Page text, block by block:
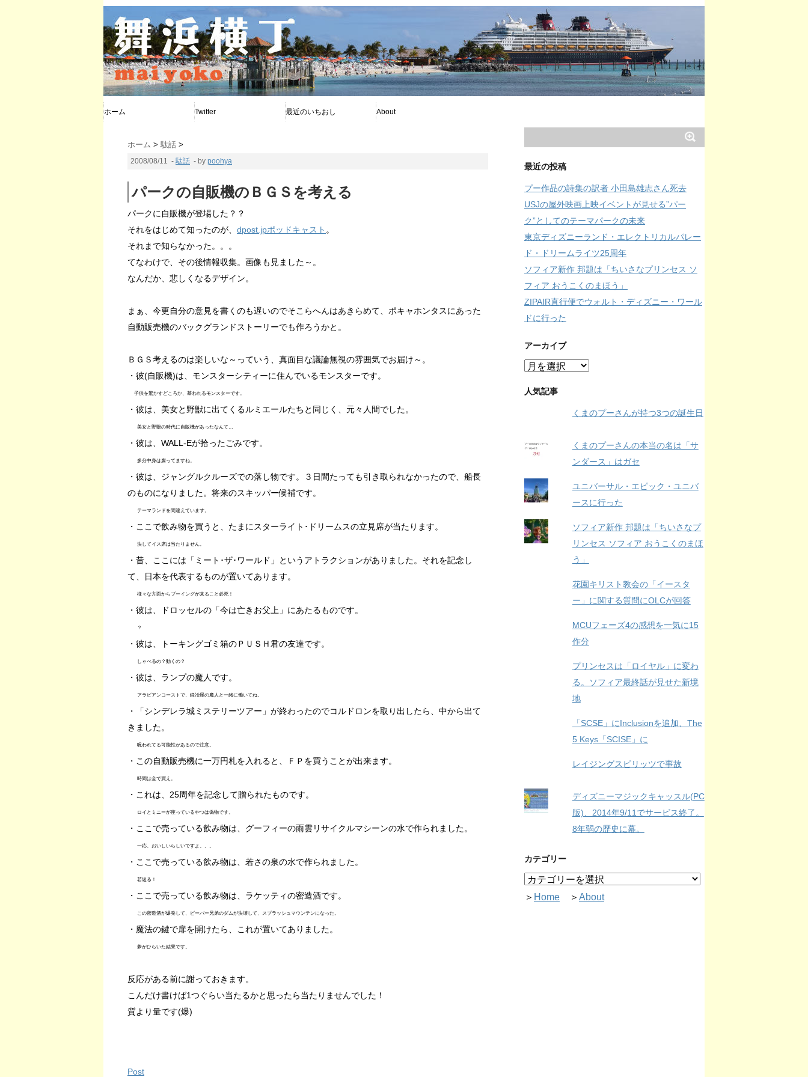
ホーム Twitter 最近のいちおし About
ホーム > 駄話 >
2008/08/11 - 駄話 - by poohya
パークの自販機のＢＧＳを考える
パークに自販機が登場した？？
それをはじめて知ったのが、 dpost.jpポッドキャスト 。
それまで知らなかった。。。
てなわけで、その後情報収集。画像も見ました～。
なんだか、悲しくなるデザイン。
まぁ、今更自分の意見を書くのも遅いのでそこらへんはあきらめて、ポキャホンタスにあった
自動販売機のバックグランドストーリーでも作ろうかと。
ＢＧＳ考えるのは楽しいな～っていう、真面目な議論無視の雰囲気でお届け～。
・彼(自販機)は、モンスターシティーに住んでいるモンスターです。
子供を驚かすどころか、慕われるモンスターです。
・彼は、美女と野獣に出てくるルミエールたちと同じく、元々人間でした。
美女と野獣の時代に自販機があったなんて…
・彼は、WALL-Eが拾ったごみです。
多分中身は腐ってますね。
・彼は、ジャングルクルーズでの落し物です。３日間たっても引き取られなかったので、船長
のものになりました。将来のスキッパー候補です。
テーマランドを間違えています。
・ここで飲み物を買うと、たまにスターライト･ドリームスの立見席が当たります。
決してイス席は当たりません。
・昔、ここには「ミート･ザ･ワールド」というアトラクションがありました。それを記念し
て、日本を代表するものが置いてあります。
様々な方面からブーイングが来ること必死！
・彼は、ドロッセルの「今は亡きお父上」にあたるものです。
？
・彼は、トーキングゴミ箱のＰＵＳＨ君の友達です。
しゃべるの？動くの？
・彼は、ランプの魔人です。
アラビアンコーストで、鍛冶屋の魔人と一緒に働いてね。
・「シンデレラ城ミステリーツアー」が終わったのでコルドロンを取り出したら、中から出て
きました。
呪われてる可能性があるので注意。
・この自動販売機に一万円札を入れると、ＦＰを買うことが出来ます。
時間は金で買え。
・これは、25周年を記念して贈られたものです。
ロイとミニーが座っているやつは偽物です。
・ここで売っている飲み物は、グーフィーの雨雲リサイクルマシーンの水で作られました。
一応、おいしいらしいですよ。。。
・ここで売っている飲み物は、若さの泉の水で作られました。
若返る！
・ここで売っている飲み物は、ラケッティの密造酒です。
この密造酒が爆発して、ビーバー兄弟のダムが決壊して、スプラッシュマウンテンになった。
・魔法の鍵で扉を開けたら、これが置いてありました。
夢がひらいた結果です。
反応がある前に謝っておきます。
こんだけ書けば1つぐらい当たるかと思ったら当たりませんでした！
質より量です(爆)
Post
最近の投稿
プー作品の詩集の訳者 小田島雄志さん死去
USJの屋外映画上映イベントが見せる”パー
ク”としてのテーマパークの未来
東京ディズニーランド・エレクトリカルパレー
ド・ドリームライツ25周年
ソフィア新作 邦題は「ちいさなプリンセス ソ
フィア おうこくのまほう」
ZIPAIR直行便でウォルト・ディズニー・ワール
ドに行った
アーカイブ
ア
カ
人気記事
くまのプーさんが持つ3つの誕生日
くまのプーさんの本当の名は「サ
ンダース」はガセ
ユニバーサル・エピック・ユニバ
ースに行った
ソフィア新作 邦題は「ちいさなプ
リンセス ソフィア おうこくのまほ
う」
花園キリスト教会の「イースタ
ー」に関する質問にOLCが回答
MCUフェーズ4の感想を一気に15
作分
プリンセスは「ロイヤル」に変わ
る。ソフィア最終話が見せた新境
地
「SCSE」にInclusionを追加、The
5 Keys「SCISE」に
レイジングスピリッツで事故
ディズニーマジックキャッスル(PC
版)、2014年9/11でサービス終了。
8年弱の歴史に幕。
カテゴリー
＞ Home ＞ About